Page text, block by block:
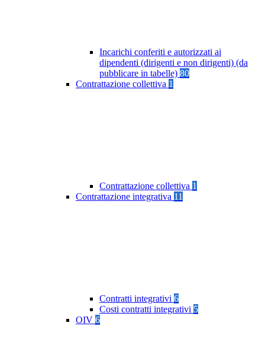
Incarichi conferiti e autorizzati ai
dipendenti (dirigenti e non dirigenti) (da
pubblicare in tabelle) 80
Contrattazione collettiva 1
Contrattazione collettiva 1
Contrattazione integrativa 11
Contratti integrativi 6
Costi contratti integrativi 5
OIV 6